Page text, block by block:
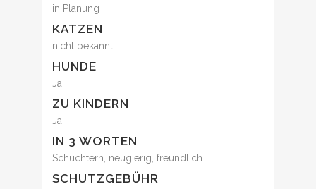
in Planung
KATZEN
nicht bekannt
HUNDE
Ja
ZU KINDERN
Ja
IN 3 WORTEN
Schüchtern, neugierig, freundlich
SCHUTZGEBÜHR